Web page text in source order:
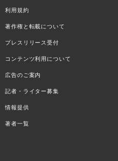
利用規約
著作権と転載について
プレスリリース受付
コンテンツ利用について
広告のご案内
記者・ライター募集
情報提供
著者一覧